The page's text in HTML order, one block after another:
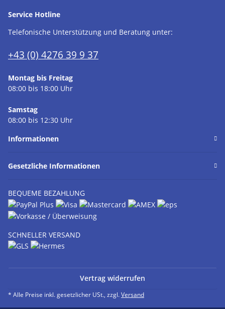
Service Hotline
Telefonische Unterstützung und Beratung unter:
+43 (0) 4276 39 9 37
Montag bis Freitag
08:00 bis 18:00 Uhr
Samstag
08:00 bis 12:30 Uhr
Informationen
Gesetzliche Informationen
BEQUEME BEZAHLUNG
SCHNELLER VERSAND
Vertrag widerrufen
* Alle Preise inkl. gesetzlicher USt., zzgl.Versand